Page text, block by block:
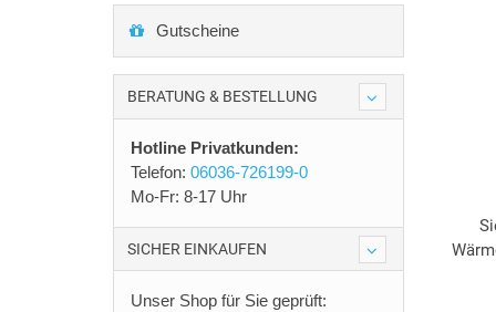
Gutscheine
BERATUNG & BESTELLUNG
Hotline Privatkunden:
Telefon: 06036-726199-0
Mo-Fr: 8-17 Uhr
SICHER EINKAUFEN
Unser Shop für Sie geprüft: